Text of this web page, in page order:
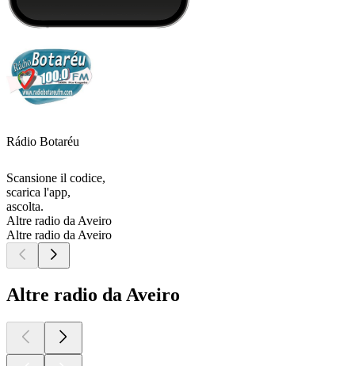
Rádio Botaréu
Scansione il codice,
scarica l'app,
ascolta.
Altre radio da Aveiro
Altre radio da Aveiro
Altre radio da Aveiro